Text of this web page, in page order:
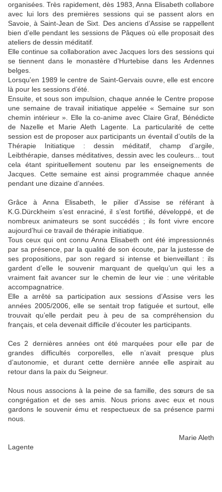
organisées. Très rapidement, dès 1983, Anna Elisabeth collabore
avec lui lors des premières sessions qui se passent alors en
Savoie, à Saint-Jean de Sixt. Des anciens d’Assise se rappellent
bien d’elle pendant les sessions de Pâques où elle proposait des
ateliers de dessin méditatif
Elle continue sa collaboration avec Jacques lors des sessions qui
se tiennent dans le monastère d’Hurtebise dans les Ardennes
belges.
Lorsqu'en 1989 le centre de Saint-Gervais ouvre, elle est encore
là pour les sessions d’été.
Ensuite, et sous son impulsion, chaque année le Centre propose
une semaine de travail initiatique appelée « Semaine sur son
chemin intérieur ». Elle la co-anime avec Claire Graf, Bénédicte
de Nazelle et Marie Aleth Lagente. La particularité de cette
session est de proposer aux participants un éventail d’outils de la
Thérapie Initiatique : dessin méditatif, champ d’argile,
Leibthérapie, danses méditatives, dessin avec les couleurs... tout
cela étant spirituellement soutenu par les enseignements de
Jacques. Cette semaine est ainsi programmée chaque année
pendant une dizaine d’années.
Grâce à Anna Elisabeth, le pilier d’Assise se référant à
K.G.Dürckheim s’est enraciné, il s’est fortifié, développé, et de
nombreux animateurs se sont succédés ; ils font vivre encore
aujourd’hui ce travail de thérapie initiatique.
Tous ceux qui ont connu Anna Elisabeth ont été impressionnés
par sa présence, par la qualité de son écoute, par la justesse de
ses propositions, par son regard si intense et bienveillant : ils
gardent d’elle le souvenir marquant de quelqu’un qui les a
vraiment fait avancer sur le chemin de leur vie : une véritable
accompagnatrice.
Elle a arrêté sa participation aux sessions d’Assise vers les
années 2005/2006, elle se sentait trop fatiguée et surtout, elle
trouvait qu’elle perdait peu à peu de sa compréhension du
français, et cela devenait difficile d’écouter les participants.
Ces 2 dernières années ont été marquées pour elle par de
grandes difficultés corporelles, elle n’avait presque plus
d’autonomie, et durant cette dernière année elle aspirait au
retour dans la paix du Seigneur.
Nous nous associons à la peine de sa famille, des sœurs de sa
congrégation et de ses amis. Nous prions avec eux et nous
gardons le souvenir ému et respectueux de sa présence parmi
nous.
Marie Aleth
Lagente